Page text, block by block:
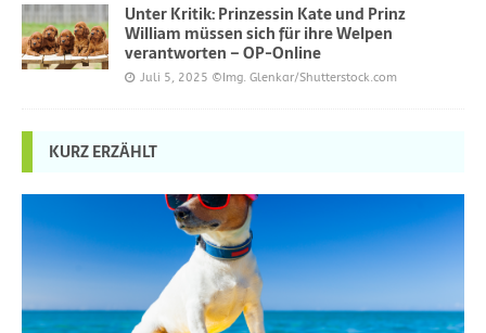
Unter Kritik: Prinzessin Kate und Prinz
William müssen sich für ihre Welpen
verantworten – OP-Online
Juli 5, 2025 ©Img. Glenkar/Shutterstock.com
KURZ ERZÄHLT